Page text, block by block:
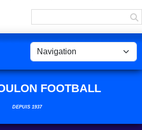
FOOTBALL
DEPUIS 1937